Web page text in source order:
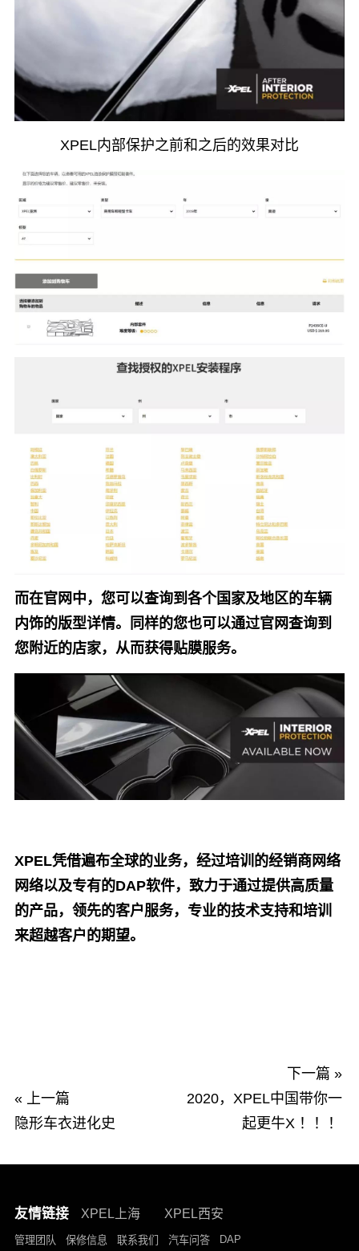
XPEL内部保护之前和之后的效果对比
而在官网中，您可以查询到各个国家及地区的车辆
内饰的版型详情。同样的您也可以通过官网查询到
您附近的店家，从而获得贴膜服务。
XPEL凭借遍布全球的业务，经过培训的经销商网络
网络以及专有的DAP软件，致力于通过提供高质量
的产品，领先的客户服务，专业的技术支持和培训
来超越客户的期望。
« 上一篇
隐形车衣进化史
下一篇 »
2020，XPEL中国带你一
起更牛X ！！！
友情链接 XPEL上海 XPEL西安
管理团队 保修信息 联系我们 汽车问答 DAP